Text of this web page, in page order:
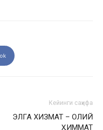
Кейинги саҳифа
ЭЛГА ХИЗМАТ – ОЛИЙ
ҲИММАТ